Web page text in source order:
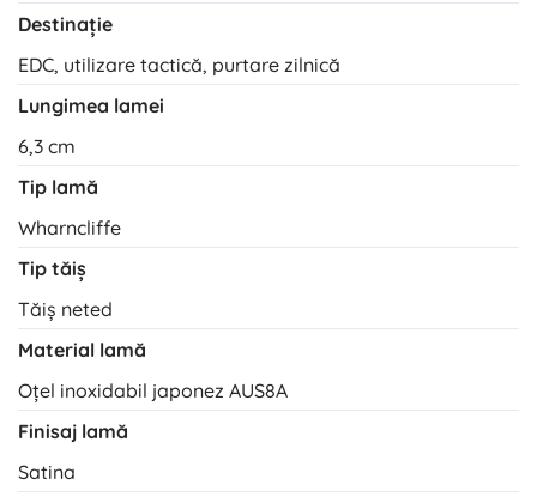
Destinație
EDC, utilizare tactică, purtare zilnică
Lungimea lamei
6,3 cm
Tip lamă
Wharncliffe
Tip tăiș
Tăiș neted
Material lamă
Oțel inoxidabil japonez AUS8A
Finisaj lamă
Satina